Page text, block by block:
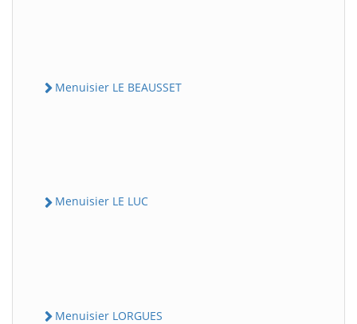
Menuisier LE BEAUSSET
Menuisier LE LUC
Menuisier LORGUES